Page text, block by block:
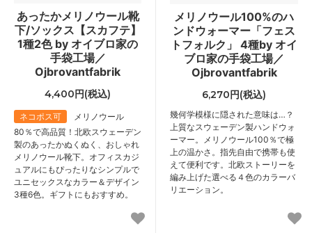
あったかメリノウール靴
下/ソックス【スカフテ】
1種2色 by オイブロ家の
手袋工場／
Ojbrovantfabrik
4,400円(税込)
ネコポス可
メリノウール
80％で高品質！北欧スウェーデン
製のあったかぬくぬく、おしゃれ
メリノウール靴下。オフィスカジ
ュアルにもぴったりなシンプルで
ユニセックスなカラー＆デザイン
3種6色。ギフトにもおすすめ。
メリノウール100%のハ
ンドウォーマー「フェス
トフォルク」 4種by オイ
ブロ家の手袋工場／
Ojbrovantfabrik
6,270円(税込)
幾何学模様に隠された意味は…？
上質なスウェーデン製ハンドウォ
ーマー。メリノウール100％で極
上の温かさ。指先自由で携帯も使
えて便利です。北欧ストーリーを
編み上げた選べる４色のカラーバ
リエーション。